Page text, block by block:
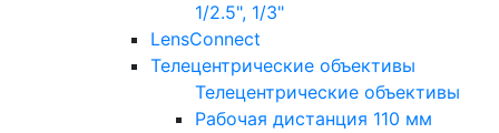
1/2.5", 1/3"
LensConnect
Телецентрические объективы
Телецентрические объективы
Рабочая дистанция 110 мм